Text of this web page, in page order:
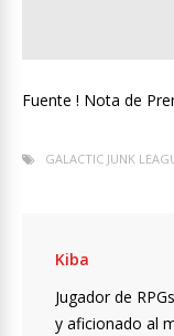
Fuente ! Nota de
GALACTIC JUNK
Kiba
Jugador de
y aficionado al